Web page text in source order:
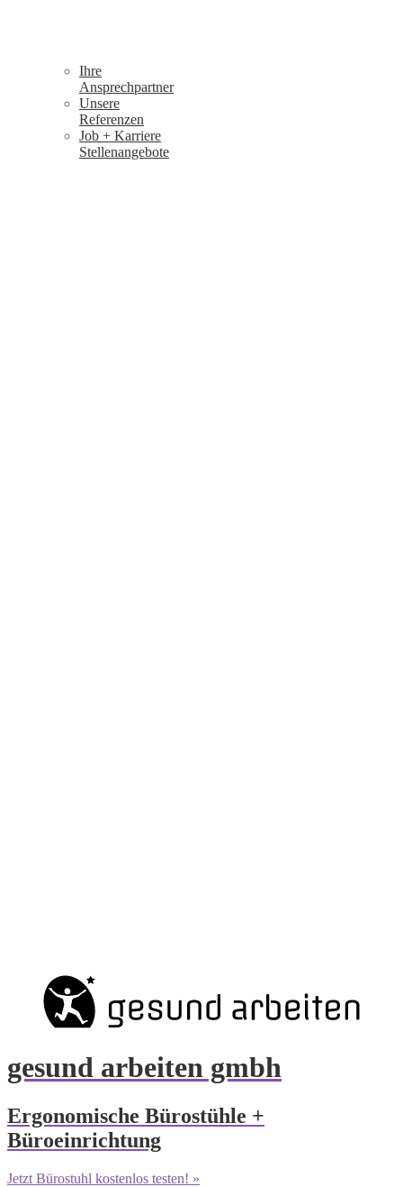
Ihre
Ansprechpartner
Unsere
Referenzen
Job + Karriere
Stellenangebote
gesund arbeiten gmbh
Ergonomische Bürostühle +
Büroeinrichtung
Jetzt Bürostuhl kostenlos testen! »